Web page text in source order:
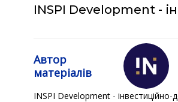
INSPI Development -
Автор
матеріалів
INSPI Development -